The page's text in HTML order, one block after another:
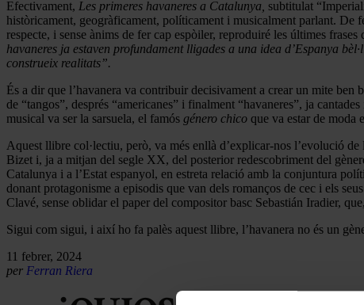
Efectivament, Les primeres havaneres a Catalunya, subtitulat
històricament, geogràficament, políticament i musicalment parlant. De
respecte, i sense ànims de fer cap espòiler, reproduiré les últimes
havaneres ja estaven profundament lligades a una idea d’Espanya
construeix realitats”.
És a dir que l’havanera va contribuir decisivament a crear un mite
de “tangos”, després “americanes” i finalment “havaneres”, ja
musical va ser la sarsuela, el famós género chico que va estar de moda
Aquest llibre col·lectiu, però, va més enllà d’explicar-nos l’evolució
Bizet i, ja a mitjan del segle XX, del posterior redescobriment del
Catalunya i a l’Estat espanyol, en estreta relació amb la conjuntura
donant protagonisme a episodis que van dels romanços de cec i els
Clavé, sense oblidar el paper del compositor basc Sebastián Iradier,
Sigui com sigui, i així ho fa palès aquest llibre, l’havanera no és un
11 febrer, 2024
per Ferran Riera